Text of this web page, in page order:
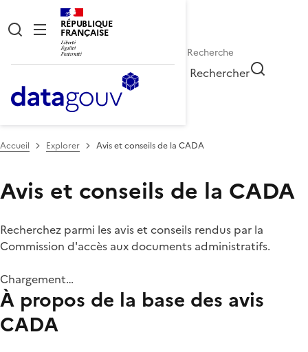
RÉPUBLIQUE
FRANÇAISE
Rechercher
Accueil Explorer Avis et conseils de la CADA
Avis et conseils de la CADA
Recherchez parmi les avis et conseils rendus par la
Commission d'accès aux documents administratifs.
Chargement…
À propos de la base des avis
CADA